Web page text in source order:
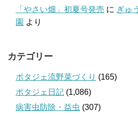
「やさい畑」初夏号発売 に ぎゅ
園 より
カテゴリー
ポタジェ流野菜づくり (165)
ポタジェ日記 (1,086)
病害虫防除・益虫 (307)